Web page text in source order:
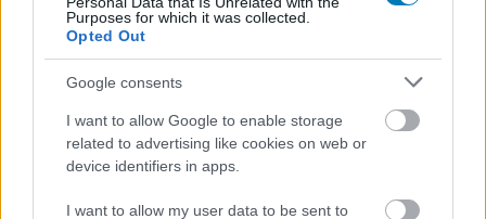
Purposes for which it was collected.
Opted Out
Google consents
I want to allow Google to enable storage
related to advertising like cookies on web or
device identifiers in apps.
I want to allow my user data to be sent to
Little Nightmares VR: Altered
Echoes
Erős atmoszféra, de kevés kreatív ötlet. Akik
szeretik a sorozatot, élvezni fogják, de árazása és
néhány technikai hiányossága miatt kétlem, hogy